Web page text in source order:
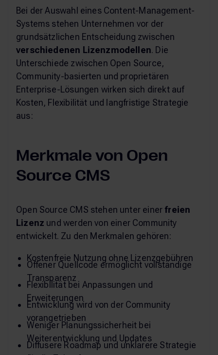
Bei der Auswahl eines Content-Management-
Systems stehen Unternehmen vor der
grundsätzlichen Entscheidung zwischen
verschiedenen Lizenzmodellen. Die
Unterschiede zwischen Open Source,
Community-basierten und proprietären
Enterprise-Lösungen wirken sich direkt auf
Kosten, Flexibilität und langfristige Strategie
aus:
Merkmale von Open
Source CMS
Open Source CMS stehen unter einer freien
Lizenz und werden von einer Community
entwickelt. Zu den Merkmalen gehören:
Kostenfreie Nutzung ohne Lizenzgebühren
Offener Quellcode ermöglicht vollständige
Transparenz
Flexibilität bei Anpassungen und
Erweiterungen
Entwicklung wird von der Community
vorangetrieben
Weniger Planungssicherheit bei
Weiterentwicklung und Updates
Diffusere Roadmap und unklarere Strategie